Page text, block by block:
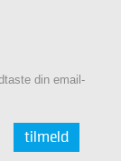
din email-
tilmeld